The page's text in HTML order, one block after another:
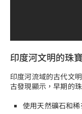
印度河文明的珠
印度河流域的古代文
古發現顯示，早期的
使用天然礦石和